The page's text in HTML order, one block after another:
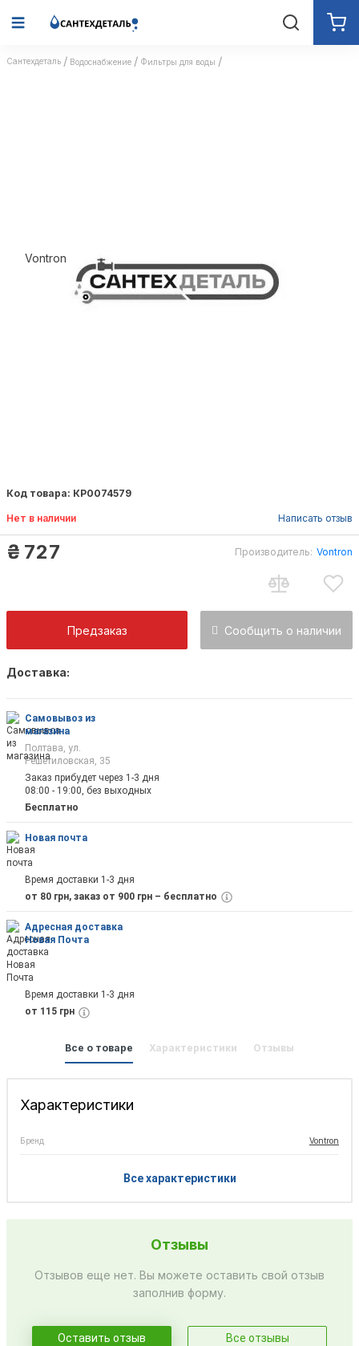
Сантехдеталь Водоснабжение Фильтры для воды
Vontron
Код товара: КР0074579
Нет в наличии Написать отзыв
₴ 727 Производитель: Vontron
Предзаказ Сообщить о наличии
Доставка:
Самовывоз из
магазина
Полтава, ул.
Решетиловская, 35
Заказ прибудет через 1-3 дня
08:00 - 19:00, без выходных
Бесплатно
Новая почта
Время доставки 1-3 дня
от 80 грн, заказ от 900 грн – бесплатно
Адресная доставка
Новая Почта
Время доставки 1-3 дня
от 115 грн
Все о товаре Характеристики Отзывы
Характеристики
Бренд Vontron
Все характеристики
Отзывы
Отзывов еще нет. Вы можете оставить свой отзыв
заполнив форму.
Оставить отзыв Все отзывы